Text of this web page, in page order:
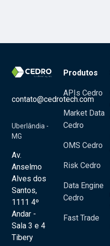
contato@cedrotech.com
Uberlândia -
MG
Av.
Anselmo
Alves dos
Santos,
1111 4º
Andar -
Sala 3 e 4
Tibery
Produtos
APIs Cedro
Market Data
Cedro
OMS Cedro
Risk Cedro
Data Engine
Cedro
Fast Trade